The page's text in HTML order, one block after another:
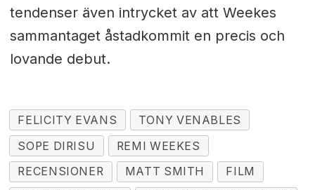
tendenser även intrycket av att Weekes
sammantaget åstadkommit en precis och
lovande debut.
FELICITY EVANS
TONY VENABLES
SOPE DIRISU
REMI WEEKES
RECENSIONER
MATT SMITH
FILM